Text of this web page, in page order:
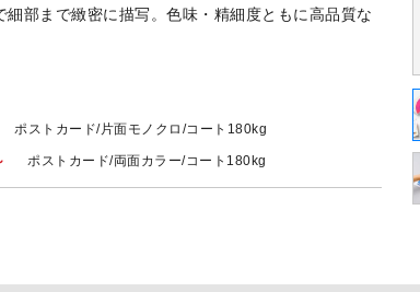
部まで緻密に描写。色味・精細度ともに高品質な
ポストカード 片面モノクロ コート180kg
ポストカード 両面カラー コート180kg